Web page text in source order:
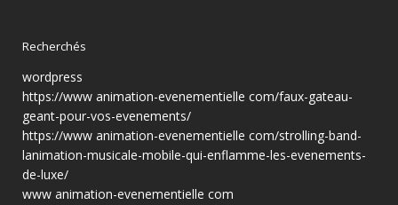
Recherchés
wordpress
https://www animation-evenementielle com/faux-gateau-
geant-pour-vos-evenements/
https://www animation-evenementielle com/strolling-band-
lanimation-musicale-mobile-qui-enflamme-les-evenements-
de-luxe/
www animation-evenementielle com